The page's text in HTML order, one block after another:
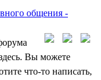
Вы можете
что-то написать,